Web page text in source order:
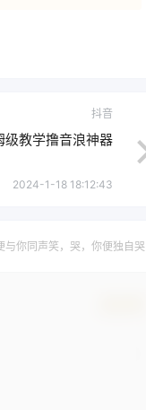
抖音
级教学撸音浪神器
2024-1-18 18:12:43
与你同声笑，哭，你便独自哭